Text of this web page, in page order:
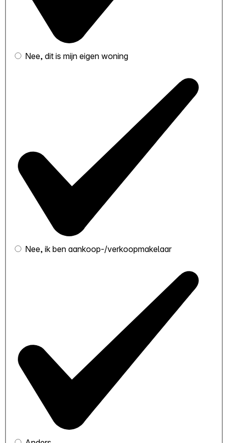
Nee, dit is mijn eigen woning
Nee, ik ben aankoop-/verkoopmakelaar